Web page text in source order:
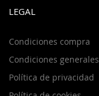
LEGAL
Condiciones compra
Condiciones generales
Política de privacidad